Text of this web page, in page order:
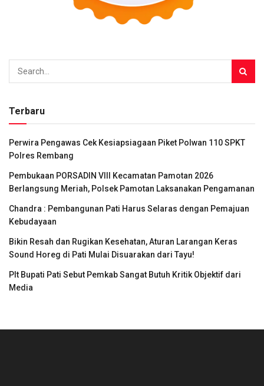
Terbaru
Perwira Pengawas Cek Kesiapsiagaan Piket Polwan 110 SPKT
Polres Rembang
Pembukaan PORSADIN VIII Kecamatan Pamotan 2026
Berlangsung Meriah, Polsek Pamotan Laksanakan Pengamanan
Chandra : Pembangunan Pati Harus Selaras dengan Pemajuan
Kebudayaan
Bikin Resah dan Rugikan Kesehatan, Aturan Larangan Keras
Sound Horeg di Pati Mulai Disuarakan dari Tayu!
Plt Bupati Pati Sebut Pemkab Sangat Butuh Kritik Objektif dari
Media